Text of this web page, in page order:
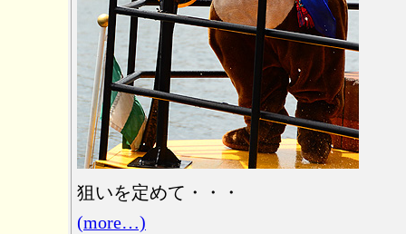
狙いを定めて・・・
(more…)